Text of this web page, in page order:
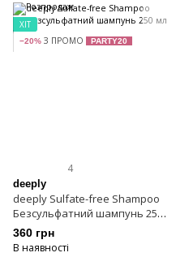
ХІТ
−20% З ПРОМО PARTY20
4
deeply
deeply Sulfate-free Shampoo
Безсульфатний шампунь 250
мл
360 грн
В наявності